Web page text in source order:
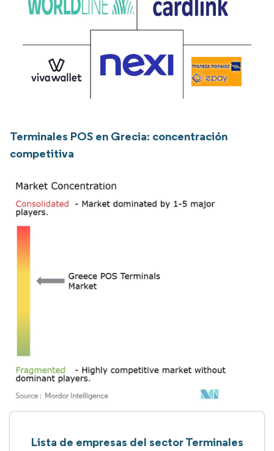
Terminales POS en Grecia: concentración
competitiva
Lista de empresas del sector Terminales